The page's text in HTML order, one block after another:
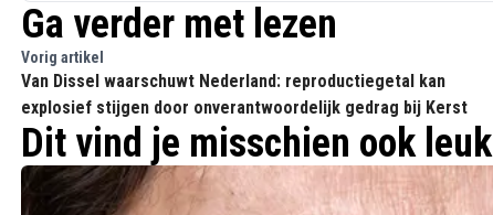
Ga verder met lezen
Vorig artikel
Van Dissel waarschuwt Nederland: reproductiegetal kan
explosief stijgen door onverantwoordelijk gedrag bij Kerst
Dit vind je misschien ook leuk